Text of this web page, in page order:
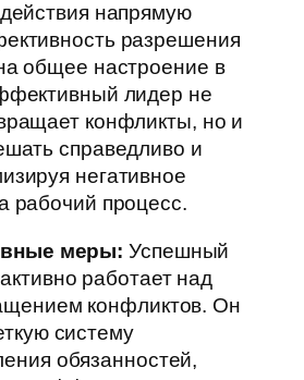
напрямую
разрешения
общее настроение в
лидер не
конфликты, но и
справедливо и
негативное
рабочий процесс.
меры: Успешный
работает над
конфликтов. Он
систему
обязанностей,